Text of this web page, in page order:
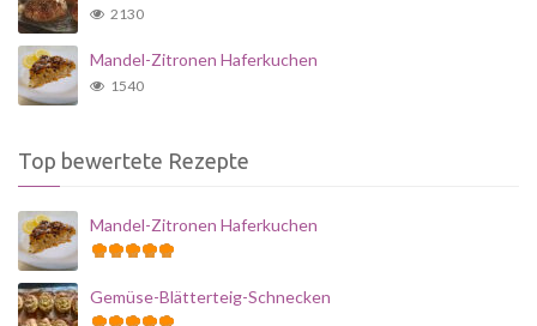
2130
Mandel-Zitronen Haferkuchen
1540
Top bewertete Rezepte
Mandel-Zitronen Haferkuchen
Gemüse-Blätterteig-Schnecken